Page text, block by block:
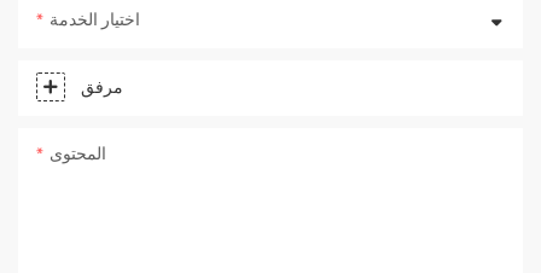
اختيار الخدمة
مرفق
المحتوى